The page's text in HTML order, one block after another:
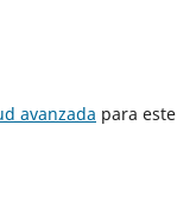
avanzada para